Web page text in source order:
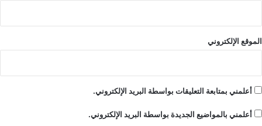
الموقع الإلكتروني
أعلمني بمتابعة التعليقات بواسطة البريد الإلكتروني.
أعلمني بالمواضيع الجديدة بواسطة البريد الإلكتروني.